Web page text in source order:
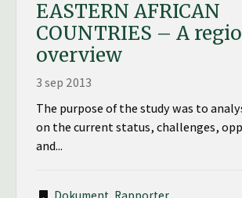
EASTERN AFRICAN
COUNTRIES – A
overview
3 sep 2013
The purpose of the study was to
on the current status, challenges,
and...